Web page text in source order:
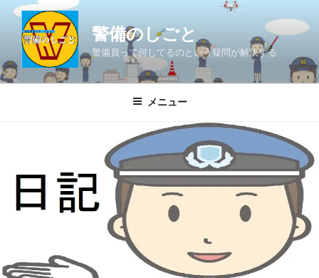
ン
ツ
警備のしごと
警備員って何してるのという疑問が解決する
メニュー